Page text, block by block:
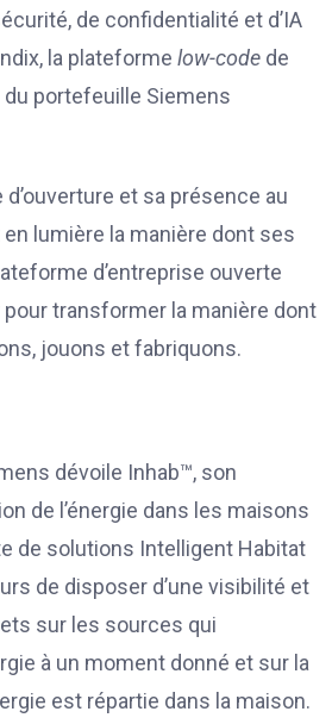
de confidentialité et d’IA
la plateforme low-code de
portefeuille Siemens
et sa présence au
lumière la manière dont ses
d’entreprise ouverte
transformer la manière dont
jouons et fabriquons.
dévoile Inhab™, son
de l’énergie dans les maisons
de solutions Intelligent Habitat
de disposer d’une visibilité et
sur les sources qui
à un moment donné et sur la
est répartie dans la maison.